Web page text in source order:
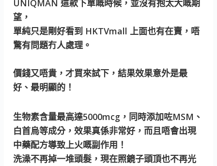
UNIQMAN 這款下單嘅時候，並沒有抱太大嘅期
望，
單純只是剛好看到 HKTVmall 上面也有在賣，唔
驚有問題冇人處理。
價錢又唔貴，才買來試下，結果效果意外是最
好、最明顯的！
生物素含量最高達5000mcg，同時添加咗MSM、
白首烏等成分，效果真係非常好，而且唔會出現
中藥配方導致上火嘅副作用！
洗澡不再掉一堆頭髮，現在照鏡子頭頂也不再光